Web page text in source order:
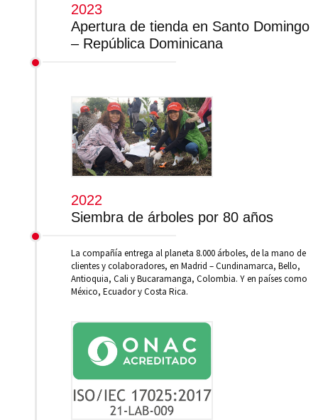
2023
Apertura de tienda en Santo Domingo
– República Dominicana
2022
Siembra de árboles por 80 años
La compañía entrega al planeta 8.000 árboles, de la mano de
clientes y colaboradores, en Madrid – Cundinamarca, Bello,
Antioquia, Cali y Bucaramanga, Colombia. Y en países como
México, Ecuador y Costa Rica.